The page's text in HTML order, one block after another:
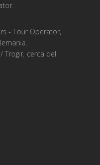
.
- Tour Operator,
Trogir, cerca del